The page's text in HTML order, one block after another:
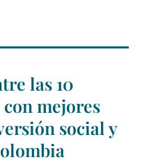
las 10
mejores
social y